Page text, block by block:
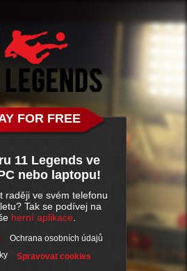
FOR FREE
11 Legends ve
nebo laptopu!
raději ve svém telefonu
Tak se podívej na
herní aplikace
Ochrana osobních údajů
Spravovat cookies